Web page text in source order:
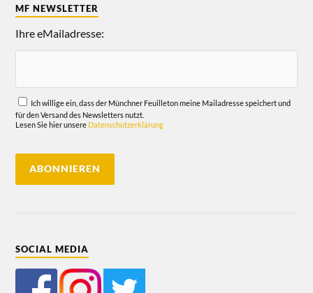
MF NEWSLETTER
Ihre eMailadresse:
Ich willige ein, dass der Münchner Feuilleton meine Mailadresse speichert und
für den Versand des Newsletters nutzt.
Lesen Sie hier unsere Datenschutzerklärung
SOCIAL MEDIA